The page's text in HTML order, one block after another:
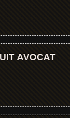
AVOCAT